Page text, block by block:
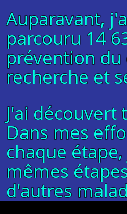
Auparavant,
parcouru 14
prévention du
recherche et
J'ai découvert
Dans mes
chaque
mêmes
d'autres